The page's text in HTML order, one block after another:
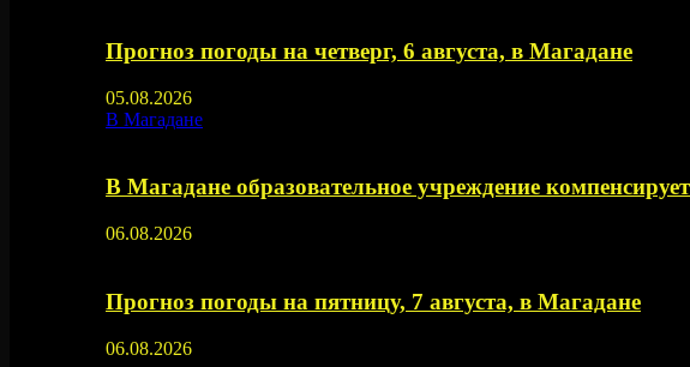
Прогноз погоды на четверг, 6 августа, в Магадане
05.08.2026
В Магадане
В Магадане образовательное учреждение
06.08.2026
Прогноз погоды на пятницу, 7 августа, в Магадане
06.08.2026